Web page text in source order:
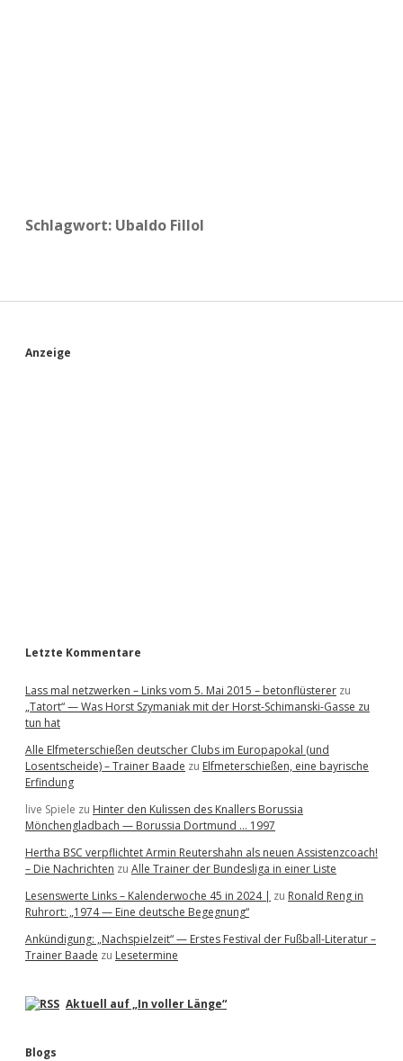
Schlagwort: Ubaldo Fillol
S
Anzeige
Letzte Kommentare
Lass mal netzwerken – Links vom 5. Mai 2015 – betonflüsterer zu
„Tatort“ — Was Horst Szymaniak mit der Horst-Schimanski-Gasse zu
tun hat
Alle Elfmeterschießen deutscher Clubs im Europapokal (und
Losentscheide) – Trainer Baade zu Elfmeterschießen, eine bayrische
Erfindung
live Spiele zu Hinter den Kulissen des Knallers Borussia
Mönchengladbach — Borussia Dortmund … 1997
Hertha BSC verpflichtet Armin Reutershahn als neuen Assistenzcoach!
– Die Nachrichten zu Alle Trainer der Bundesliga in einer Liste
Lesenswerte Links – Kalenderwoche 45 in 2024 | zu Ronald Reng in
Ruhrort: „1974 — Eine deutsche Begegnung“
Ankündigung: „Nachspielzeit“ — Erstes Festival der Fußball-Literatur –
Trainer Baade zu Lesetermine
Aktuell auf „In voller Länge“
Blogs